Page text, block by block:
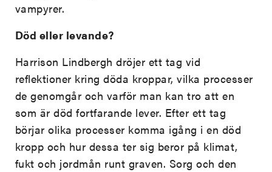
vampyrer.
Död eller levande?
Harrison Lindbergh dröjer ett tag vid
reflektioner kring döda kroppar, vilka processer
de genomgår och varför man kan tro att en
som är död fortfarande lever. Efter ett tag
börjar olika processer komma igång i en död
kropp och hur dessa ter sig beror på klimat,
fukt och jordmån runt graven. Sorg och den